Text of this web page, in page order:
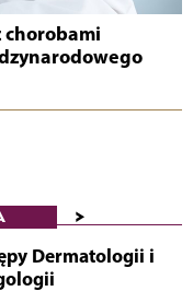
chorobami
>
Dermatologii i